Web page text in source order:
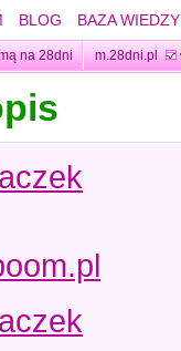
BLOG BAZA WIEDZY
na 28dni m.28dni.pl